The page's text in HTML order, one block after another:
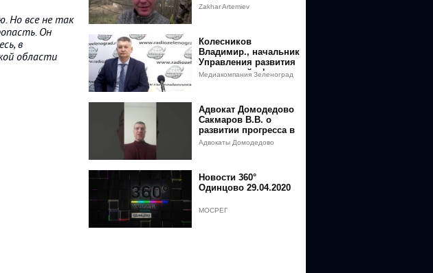
Но все не так
Он
в
области
Zakhar Artemiev
Колесников
Владимир., начальник
Управления развития
социальной сферы
Медиакомпания Зеленоград
Адвокат Домодедово
Сакмаров В.В. о
развитии прогресса в
судах
Адвокаты Домодедово
Новости 360°
Одинцово 29.04.2020
МОСРЕГ